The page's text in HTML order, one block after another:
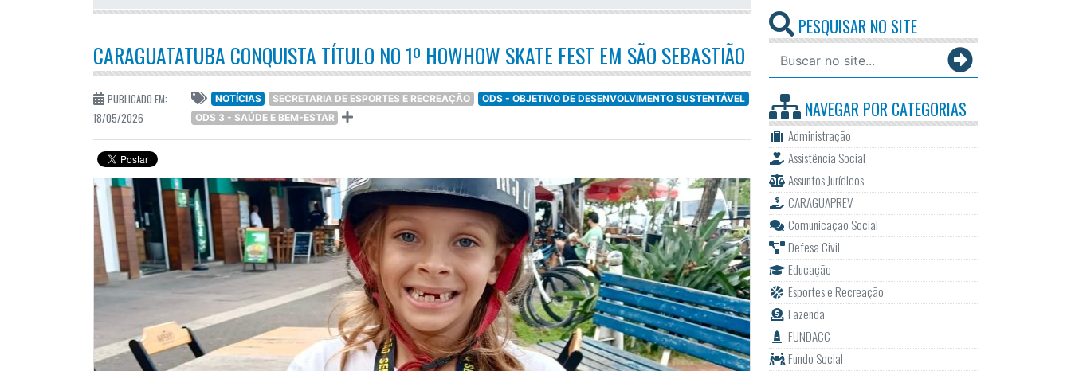
CARAGUATATUBA CONQUISTA TÍTULO NO 1º HOWHOW SKATE FEST EM SÃO SEBASTIÃO
PUBLICADO EM:
18/05/2026
NOTÍCIAS SECRETARIA DE ESPORTES E RECREAÇÃO
ODS - OBJETIVO DE DESENVOLVIMENTO SUSTENTÁVEL
ODS 3 - SAÚDE E BEM-ESTAR
PESQUISAR NO SITE
NAVEGAR PORCATEGORIAS
Administração
Assistência Social
Assuntos Jurídicos
CARAGUAPREV
Comunicação Social
Defesa Civil
Educação
Esportes e Recreação
Fazenda
FUNDACC
Fundo Social